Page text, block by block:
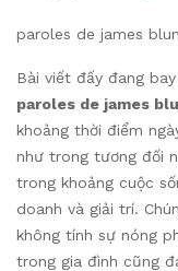
paroles de james
Bài viết đấy đang
paroles de james
khoảng thời điểm
như trong tương đối
trong khoảng cuộc
doanh và giải trí.
không tính sự nóng
trong gia đình cũng